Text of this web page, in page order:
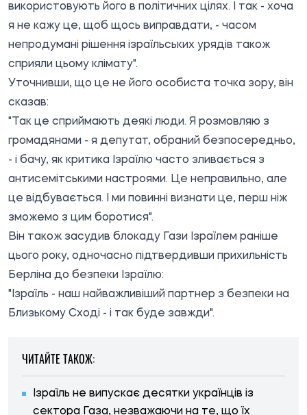
використовують його в політичних цілях. І так - хоча
я не кажу це, щоб щось виправдати, - часом
непродумані рішення ізраїльських урядів також
сприяли цьому клімату".
Уточнивши, що це не його особиста точка зору, він
сказав:
"Так це сприймають деякі люди. Я розмовляю з
громадянами - я депутат, обраний безпосередньо,
- і бачу, як критика Ізраїлю часто зливається з
антисемітськими настроями. Це неправильно, але
це відбувається. І ми повинні визнати це, перш ніж
зможемо з цим боротися".
Він також засудив блокаду Гази Ізраїлем раніше
цього року, одночасно підтвердивши прихильність
Берліна до безпеки Ізраїлю:
"Ізраїль - наш найважливіший партнер з безпеки на
Близькому Сході - і так буде завжди".
ЧИТАЙТЕ ТАКОЖ:
Ізраїль не випускає десятки українців із
сектора Газа, незважаючи на те, що їх